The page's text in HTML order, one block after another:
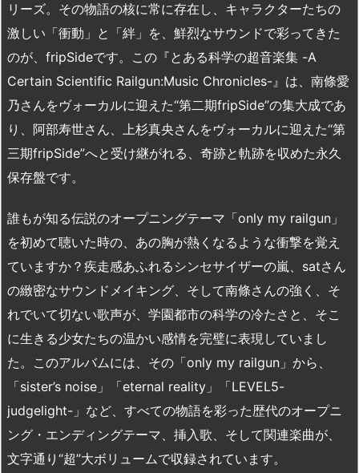
リーズ。その物語の核に常に存在し、キャラクターたちの
激しい「衝動」と「絆」を、鮮烈なサウンドで彩ってきた
のが、fripSideです。この『とある科学の超音楽集 -A
Certain Scientific Railgun:Music Chronicles-』は、南條愛
乃さんをヴォーカルに迎えた“第二期fripSide”の集大成であ
り、阿部寿世さん、上杉真央さんをヴォーカルに迎えた“第
三期fripSide”へと受け継がれる、奇跡と軌跡を収めた永久
保存盤です。
誰もが知る伝説のオープニングテーマ「only my railgun」
を初めて聴いた時の、あの胸が熱くなるような衝撃を覚え
ていますか？疾走感あふれるシンセサイザーの嵐、satさん
の緻密なサウンドメイキング、そして南條さんの強く、そ
れでいて切ない歌声が、学園都市の科学の冷たさと、そこ
に生きる少女たちの温かい感情を完璧に表現していまし
た。このアルバムには、その「only my railgun」から、
「sister’s noise」「eternal reality」「LEVEL5-
judgelight-」など、すべての物語を彩った歴代のオープニ
ング・エンディングテーマ、挿入歌、そして関連楽曲が、
文字通り“超”大ボリュームで収録されています。